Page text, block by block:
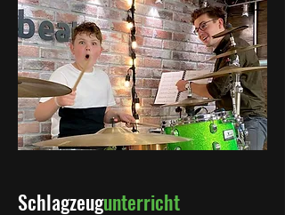
Schlagzeugunterricht